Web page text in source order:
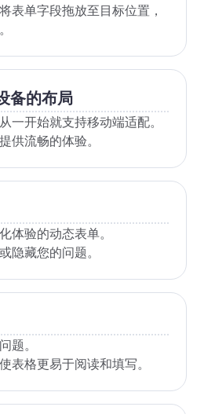
表单字段拖放至目标位置，
备的布局
一开始就支持移动端适配。
供流畅的体验。
体验的动态表单。
隐藏您的问题。
题。
表格更易于阅读和填写。